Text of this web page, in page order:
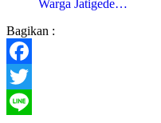
Warga Jatigede…
Bagikan :
Facebook
Twitter